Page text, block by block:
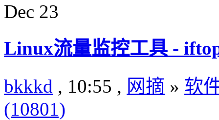
Dec 23
Linux流量监控工具 -
bkkkd , 10:55 , 网摘 » 软
(10801)